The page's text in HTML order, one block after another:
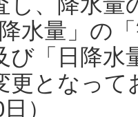
降水量」の
び「日降
更となっ
）